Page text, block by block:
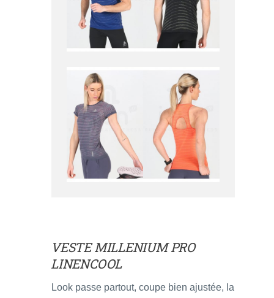
VESTE MILLENIUM PRO
LINENCOOL
Look passe partout, coupe bien ajustée, la